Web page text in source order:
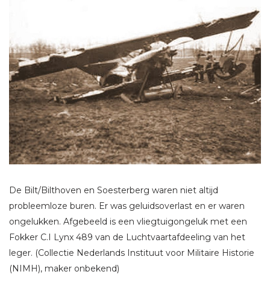
De Bilt/Bilthoven en Soesterberg waren niet altijd
probleemloze buren. Er was geluidsoverlast en er waren
ongelukken. Afgebeeld is een vliegtuigongeluk met een
Fokker C.I Lynx 489 van de Luchtvaartafdeeling van het
leger. (Collectie Nederlands Instituut voor Militaire Historie
(NIMH), maker onbekend)